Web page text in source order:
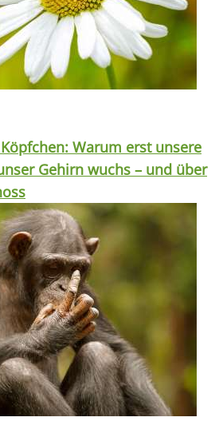
Warum erst unsere
Gehirn wuchs – und über